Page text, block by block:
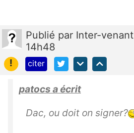
Publié par Inter-venant
14h48
!
citer
patocs a écrit
Dac, ou doit on signer?